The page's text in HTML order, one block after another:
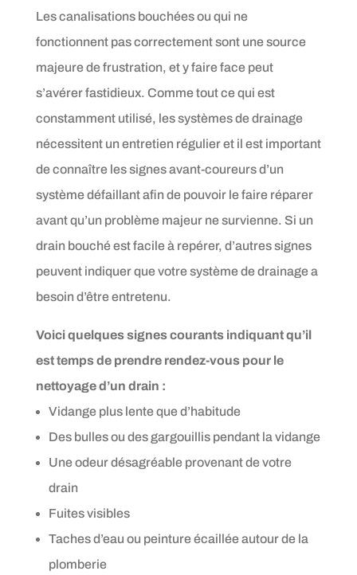
Les canalisations bouchées ou qui ne
fonctionnent pas correctement sont une source
majeure de frustration, et y faire face peut
s’avérer fastidieux. Comme tout ce qui est
constamment utilisé, les systèmes de drainage
nécessitent un entretien régulier et il est important
de connaître les signes avant-coureurs d’un
système défaillant afin de pouvoir le faire réparer
avant qu’un problème majeur ne survienne. Si un
drain bouché est facile à repérer, d’autres signes
peuvent indiquer que votre système de drainage a
besoin d’être entretenu.
Voici quelques signes courants indiquant qu’il
est temps de prendre rendez-vous pour le
nettoyage d’un drain :
Vidange plus lente que d’habitude
Des bulles ou des gargouillis pendant la vidange
Une odeur désagréable provenant de votre
drain
Fuites visibles
Taches d’eau ou peinture écaillée autour de la
plomberie